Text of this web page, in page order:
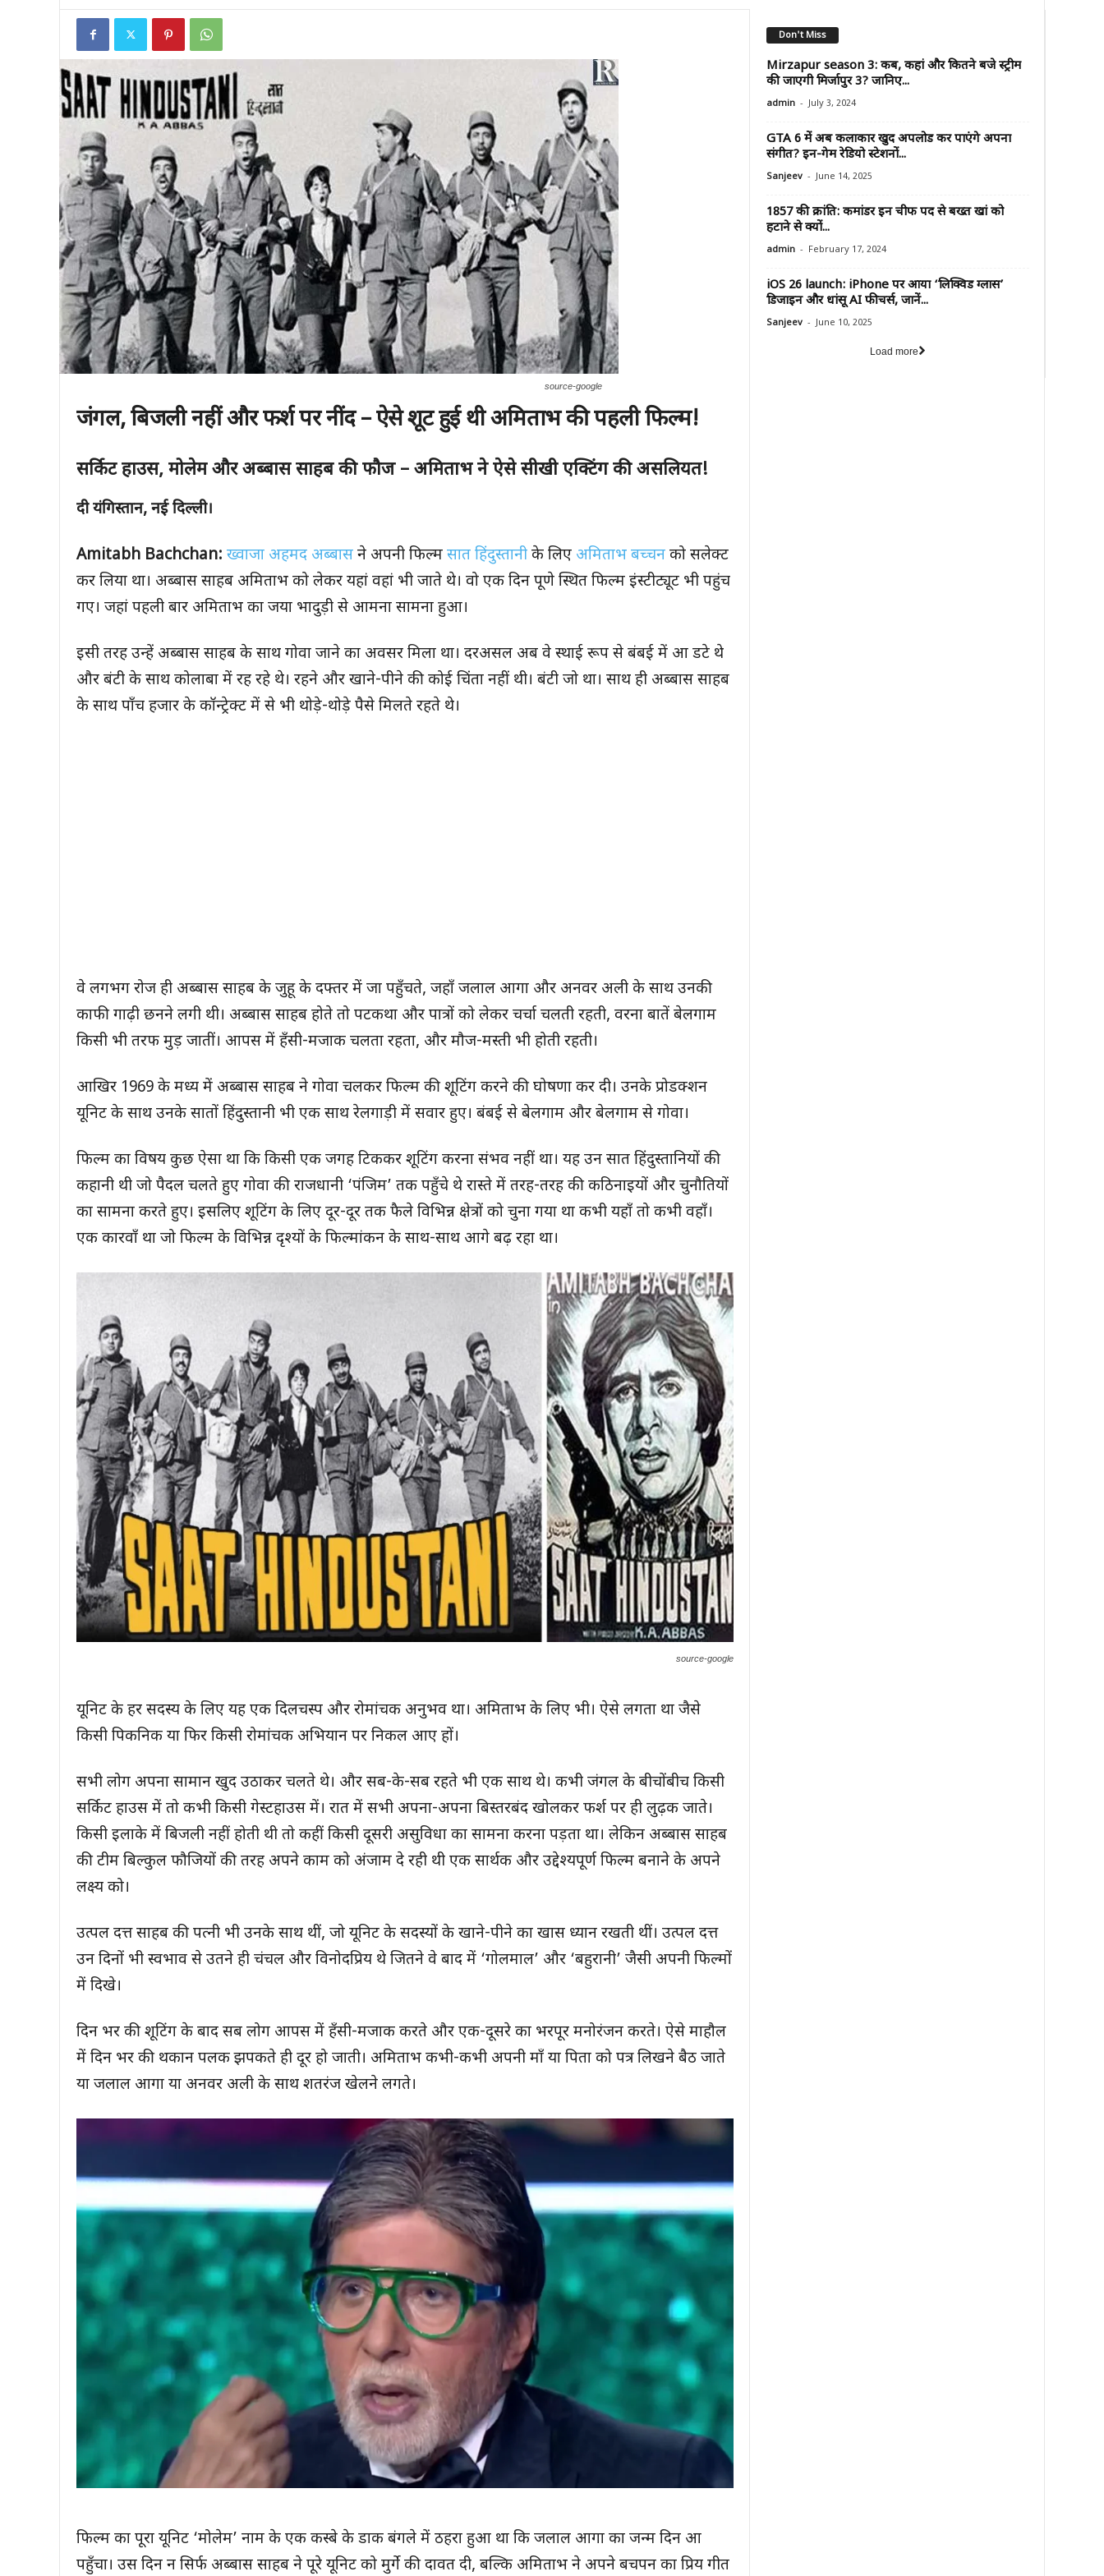
source-google
जंगल,बिजली नहीं और फर्श पर नींद – ऐसे शूट हुई थी अमिताभ की पहली फिल्म!
सर्किट हाउस, मोलेम और अब्बास साहब की फौज – अमिताभ ने ऐसे सीखी एक्टिंग की असलियत!
दी यंगिस्तान, नई दिल्ली।
Amitabh Bachchan: ख्वाजा अहमद अब्बास ने अपनी फिल्म सात हिंदुस्तानी के लिए अमिताभ बच्चन को सलेक्ट
कर लिया था। अब्बास साहब अमिताभ को लेकर यहां वहां भी जाते थे। वो एक दिन पूणे स्थित फिल्म इंस्टीट्यूट भी पहुंच
गए। जहां पहली बार अमिताभ का जया भादुड़ी से आमना सामना हुआ।
इसी तरह उन्हें अब्बास साहब के साथ गोवा जाने का अवसर मिला था। दरअसल अब वे स्थाई रूप से बंबई में आ डटे थे
और बंटी के साथ कोलाबा में रह रहे थे। रहने और खाने-पीने की कोई चिंता नहीं थी। बंटी जो था। साथ ही अब्बास साहब
के साथ पाँच हजार के कॉन्ट्रेक्ट में से भी थोड़े-थोड़े पैसे मिलते रहते थे।
वे लगभग रोज ही अब्बास साहब के जुहू के दफ्तर में जा पहुँचते, जहाँ जलाल आगा और अनवर अली के साथ उनकी
काफी गाढ़ी छनने लगी थी। अब्बास साहब होते तो पटकथा और पात्रों को लेकर चर्चा चलती रहती, वरना बातें बेलगाम
किसी भी तरफ मुड़ जातीं। आपस में हँसी-मजाक चलता रहता, और मौज-मस्ती भी होती रहती।
आखिर 1969 के मध्य में अब्बास साहब ने गोवा चलकर फिल्म की शूटिंग करने की घोषणा कर दी। उनके प्रोडक्शन
यूनिट के साथ उनके सातों हिंदुस्तानी भी एक साथ रेलगाड़ी में सवार हुए। बंबई से बेलगाम और बेलगाम से गोवा।
फिल्म का विषय कुछ ऐसा था कि किसी एक जगह टिककर शूटिंग करना संभव नहीं था। यह उन सात हिंदुस्तानियों की
कहानी थी जो पैदल चलते हुए गोवा की राजधानी ‘पंजिम’ तक पहुँचे थे रास्ते में तरह-तरह की कठिनाइयों और चुनौतियों
का सामना करते हुए। इसलिए शूटिंग के लिए दूर-दूर तक फैले विभिन्न क्षेत्रों को चुना गया था कभी यहाँ तो कभी वहाँ।
एक कारवाँ था जो फिल्म के विभिन्न दृश्यों के फिल्मांकन के साथ-साथ आगे बढ़ रहा था।
source-google
यूनिट के हर सदस्य के लिए यह एक दिलचस्प और रोमांचक अनुभव था। अमिताभ के लिए भी। ऐसे लगता था जैसे
किसी पिकनिक या फिर किसी रोमांचक अभियान पर निकल आए हों।
सभी लोग अपना सामान खुद उठाकर चलते थे। और सब-के-सब रहते भी एक साथ थे। कभी जंगल के बीचोंबीच किसी
सर्किट हाउस में तो कभी किसी गेस्टहाउस में। रात में सभी अपना-अपना बिस्तरबंद खोलकर फर्श पर ही लुढ़क जाते।
किसी इलाके में बिजली नहीं होती थी तो कहीं किसी दूसरी असुविधा का सामना करना पड़ता था। लेकिन अब्बास साहब
की टीम बिल्कुल फौजियों की तरह अपने काम को अंजाम दे रही थी एक सार्थक और उद्देश्यपूर्ण फिल्म बनाने के अपने
लक्ष्य को।
उत्पल दत्त साहब की पत्नी भी उनके साथ थीं, जो यूनिट के सदस्यों के खाने-पीने का खास ध्यान रखती थीं। उत्पल दत्त
उन दिनों भी स्वभाव से उतने ही चंचल और विनोदप्रिय थे जितने वे बाद में ‘गोलमाल’ और ‘बहुरानी’ जैसी अपनी फिल्मों
में दिखे।
दिन भर की शूटिंग के बाद सब लोग आपस में हँसी-मजाक करते और एक-दूसरे का भरपूर मनोरंजन करते। ऐसे माहौल
में दिन भर की थकान पलक झपकते ही दूर हो जाती। अमिताभ कभी-कभी अपनी माँ या पिता को पत्र लिखने बैठ जाते
या जलाल आगा या अनवर अली के साथ शतरंज खेलने लगते।
फिल्म का पूरा यूनिट ‘मोलेम’ नाम के एक कस्बे के डाक बंगले में ठहरा हुआ था कि जलाल आगा का जन्म दिन आ
पहुँचा। उस दिन न सिर्फ अब्बास साहब ने पूरे यूनिट को मुर्गे की दावत दी, बल्कि अमिताभ ने अपने बचपन का प्रिय गीत
Don't Miss
Mirzapur season 3: कब, कहां और कितने बजे स्ट्रीम
की जाएगी मिर्जापुर 3? जानिए...
admin - July 3, 2024
GTA 6 में अब कलाकार खुद अपलोड कर पाएंगे अपना
संगीत? इन-गेम रेडियो स्टेशनों...
Sanjeev - June 14, 2025
1857 की क्रांति: कमांडर इन चीफ पद से बख्त खां को
हटाने से क्यों...
admin - February 17, 2024
iOS 26 launch: iPhone पर आया ‘लिक्विड ग्लास’
डिजाइन और धांसू AI फीचर्स, जानें...
Sanjeev - June 10, 2025
Load more